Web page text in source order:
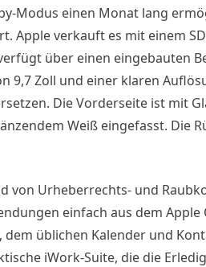
Modus einen Monat lang
Apple verkauft es mit einem
über einen eingebauten
Zoll und einer klaren
Die Vorderseite ist mit
Weiß eingefasst. Die
von Urheberrechts- und
einfach aus dem Apple
üblichen Kalender und
iWork-Suite, die die